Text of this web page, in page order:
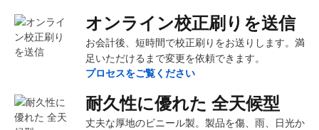
オンライン校正刷りを送信
お会計後、短時間で校正刷りをお送りします。満
足いただけるまで変更を依頼できます。
プロセスをご覧ください
耐久性に優れた 全天候型
丈夫な厚地のビニール製。製品を傷、雨、日光か